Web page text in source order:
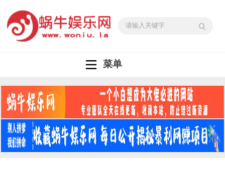
菜单